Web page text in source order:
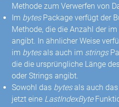
Methode zum Verwerfen von
Im bytesPackage verfügt der
Methode, die die Anzahl der
angibt. In ähnlicher Weise
im bytesals auch im strings
die die ursprüngliche Länge
oder Strings angibt.
Sowohl das bytesals auch das
jetzt eine LastIndexByte